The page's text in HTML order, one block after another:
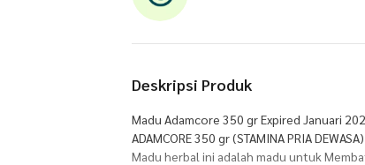
Deskripsi Produk
Madu Adamcore 350 gr Expired Januari
ADAMCORE 350 gr (STAMINA PRIA DEWASA)
Madu herbal ini adalah madu untuk